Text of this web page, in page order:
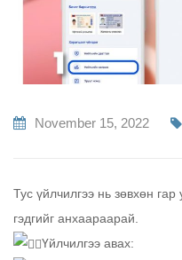
November 15, 2022
Тус үйлчилгээ нь зөвхөн
гэдгийг анхаараарай.
Үйлчилгээ авах: